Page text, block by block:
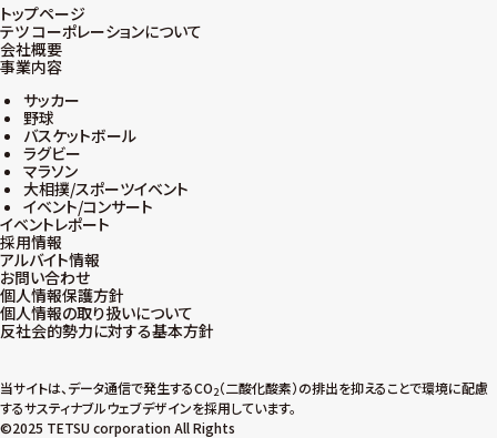
トップページ
テツ コーポレーションについて
会社概要
事業内容
サッカー
野球
バスケットボール
ラグビー
マラソン
大相撲/スポーツイベント
イベント/コンサート
イベントレポート
採用情報
アルバイト情報
お問い合わせ
個人情報保護方針
個人情報の取り扱いについて
反社会的勢力に対する基本方針
©2025 TETSU corporation All Rights
当サイトは、データ通信で発生するCO2（二酸化酸素）の排出を抑えることで環境に配慮
するサスティナブルウェブデザインを採用しています。